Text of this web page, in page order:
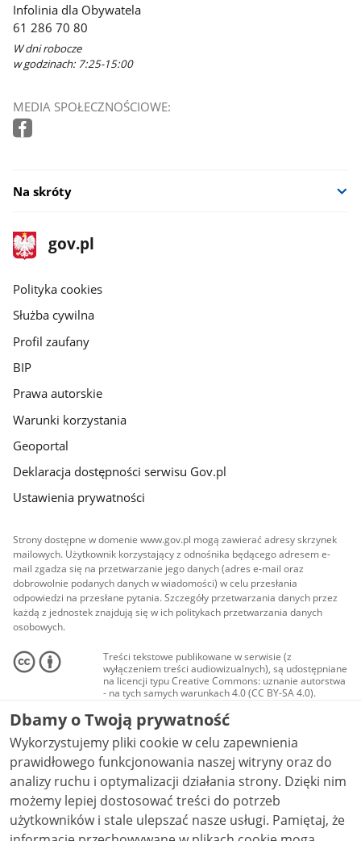
Infolinia dla Obywatela
61 286 70 80
W dni robocze
w godzinach: 7:25-15:00
MEDIA SPOŁECZNOŚCIOWE:
Na skróty
stopka
gov.pl
Strona
gov.pl
gov.pl
Polityka cookies
Służba cywilna
Profil zaufany
BIP
Prawa autorskie
Warunki korzystania
Geoportal
Deklaracja dostępności serwisu Gov.pl
Ustawienia prywatności
Strony dostępne w domenie www.gov.pl mogą zawierać adresy skrzynek
mailowych. Użytkownik korzystający z odnośnika będącego adresem e-
mail zgadza się na przetwarzanie jego danych (adres e-mail oraz
dobrowolnie podanych danych w wiadomości) w celu przesłania
odpowiedzi na przesłane pytania. Szczegóły przetwarzania danych przez
każdą z jednostek znajdują się w ich politykach przetwarzania danych
osobowych.
Treści tekstowe publikowane w serwisie (z
wyłączeniem treści audiowizualnych), są udostępniane
na licencji typu Creative Commons: uznanie autorstwa
- na tych samych warunkach 4.0 (CC BY-SA 4.0).
Materiały audiowizualne, w tym zdjęcia, materiały
audio i wideo, są udostępniane na licencji typu
Creative Commons: uznanie autorstwa użycie
niekomercyjne - bez utworów zależnych 4.0 (CC BY-
NC-ND 4.0), o ile nie jest to stwierdzone inaczej.
Dbamy o Twoją prywatność
Wykorzystujemy pliki cookie w celu zapewnienia
prawidłowego funkcjonowania naszej witryny oraz do
analizy ruchu i optymalizacji działania strony. Dzięki nim
możemy lepiej dostosować treści do potrzeb
użytkowników i stale ulepszać nasze usługi. Pamiętaj, że